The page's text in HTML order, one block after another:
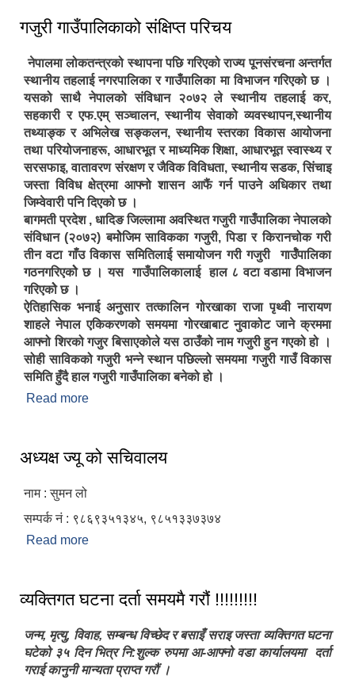
गजुरी गाउँपालिकाको संक्षिप्त परिचय
नेपालमा लोकतन्त्रको स्थापना पछि गरिएको राज्य पूनसंरचना अन्तर्गत
स्थानीय तहलाई नगरपालिका र गाउँपालिका मा विभाजन गरिएको छ ।
यसको साथै नेपालको संविधान २०७२ ले स्थानीय तहलाई कर,
सहकारी र एफ.एम् सञ्चालन, स्थानीय सेवाको व्यवस्थापन,स्थानीय
तथ्याङ्क र अभिलेख सङ्कलन, स्थानीय स्तरका विकास आयोजना
तथा परियोजनाहरू, आधारभूत र माध्यमिक शिक्षा, आधारभूत स्वास्थ्य र
सरसफाइ, वातावरण संरक्षण र जैविक विविधता, स्थानीय सडक, सिंचाइ
जस्ता विविध क्षेत्रमा आफ्नो शासन आफैं गर्न पाउने अधिकार तथा
जिम्वेवारी पनि दिएको छ ।
बागमती प्रदेश , धादिङ जिल्लामा अवस्थित गजुरी गाउँपालिका नेपालको
संविधान (२०७२) बमोेजिम साविकका गजुरी, पिडा र किरानचोक गरी
तीन वटा गाँउ विकास समितिलाई समायोजन गरी गजुरी गार्उँपालिका
गठनगरिएकोे छ । यस गाउँपालिकालाई हाल ८ वटा वडामा विभाजन
गरिएकोे छ ।
ऐतिहासिक भनाई अनुसार तत्कालिन गोरखाका राजा पृथ्वी नारायण
शाहले नेपाल एकिकरणको समयमा गोरखाबाट नुवाकोट जाने क्रममा
आफ्नो शिरको गजुर बिसाएकोले यस ठाउँको नाम गजुरी हुन गएको हो ।
सोही साविकको गजुरी भन्ने स्थान पछिल्लो समयमा गजुरी गाउँ विकास
समिति हुँदै हाल गजुरी गाउँपालिका बनेको हो ।
Read more
अध्यक्ष ज्यू को सचिवालय
नाम : सुमन लो
सम्पर्क नं : ९८६९३५१३४५, ९८५१३३७३७४
Read more
व्यक्तिगत घटना दर्ता समयमै गरौं !!!!!!!!!
जन्म, मृत्यु, विवाह, सम्बन्ध विच्छेद र बसाइँ सराइ जस्ता व्यक्तिगत घटना
घटेको ३५ दिन भित्र नि:शुल्क रुपमा आ-आफ्नो वडा कार्यालयमा दर्ता
गराई कानुनी मान्यता प्राप्त गरौं ।